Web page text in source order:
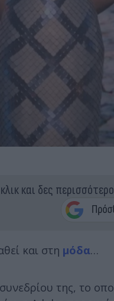
και δες περισσότερο
και στη μόδα…
της, το